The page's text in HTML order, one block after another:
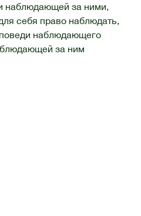
наблюдающей за ними,
себя право наблюдать,
наблюдающего
за ним